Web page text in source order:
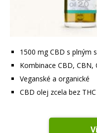
1500 mg CBD s plným
Kombinace CBD, CBN,
Veganské a organické
CBD olej zcela bez THC